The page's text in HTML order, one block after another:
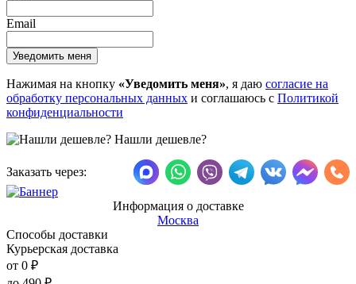
Email
Нажимая на кнопку «Уведомить меня», я даю согласие на
обработку персональных данных и соглашаюсь с Политикой
конфиденциальности
Нашли дешевле?
Заказать через:
Информация о доставке
Москва
Способы доставки
Курьерская доставка
от 0 ₽